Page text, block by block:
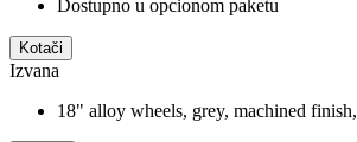
Dostupno u opcionom paketu
Kotači
Izvana
18" alloy wheels, grey, machined finish,